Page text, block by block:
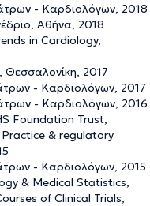
- Καρδιολόγων, 2018
Αθήνα, 2018
in Cardiology,
Θεσσαλονίκη, 2017
- Καρδιολόγων, 2017
- Καρδιολόγων, 2016
Foundation Trust,
& regulatory
- Καρδιολόγων, 2015
& Medical Statistics,
of Clinical Trials,